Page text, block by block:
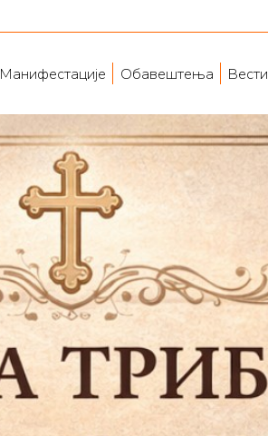
Манифестације Обавештења Вести